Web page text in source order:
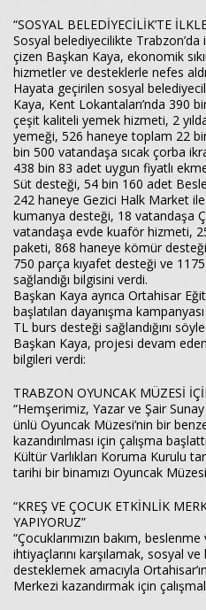
“SOSYAL BELEDİYECİLİK’TE
Sosyal belediyecilikte Trabzon’da
çizen Başkan Kaya, ekonomik
hizmetler ve desteklerle nefes
Hayata geçirilen sosyal
Kaya, Kent Lokantaları’nda 390
çeşit kaliteli yemek hizmeti, 2
yemeği, 526 haneye toplam 22
bin 500 vatandaşa sıcak çorba
438 bin 83 adet uygun fiyatlı
Süt desteği, 54 bin 160 adet
242 haneye Gezici Halk Market
kumanya desteği, 18 vatandaşa
vatandaşa evde kuaför hizmeti,
paketi, 868 haneye kömür
750 parça kıyafet desteği ve
sağlandığı bilgisini verdi.
Başkan Kaya ayrıca Ortahisar
başlatılan dayanışma
TL burs desteği sağlandığını
Başkan Kaya, projesi devam
bilgileri verdi:
TRABZON OYUNCAK MÜZESİ
“Hemşerimiz, Yazar ve Şair Sunay
ünlü Oyuncak Müzesi’nin bir
kazandırılması için çalışma
Kültür Varlıkları Koruma Kurulu
tarihi bir binamızı Oyuncak
“KREŞ VE ÇOCUK ETKİNLİK
YAPIYORUZ”
“Çocuklarımızın bakım,
ihtiyaçlarını karşılamak, sosyal
desteklemek amacıyla
Merkezi kazandırmak için